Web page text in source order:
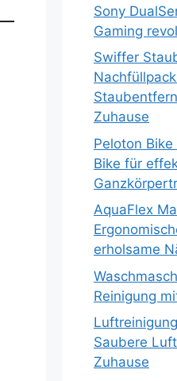
Sony
Gaming
Swiffer
Zuhause
Peloton
Bike für
AquaFlex
erholsame
Reinigung
Saubere
Zuhause